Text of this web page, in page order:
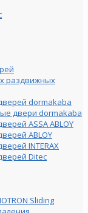
раздвижных
dormakaba
двери dormakaba
ASSA ABLOY
ABLOY
INTERAX
Ditec
Sliding